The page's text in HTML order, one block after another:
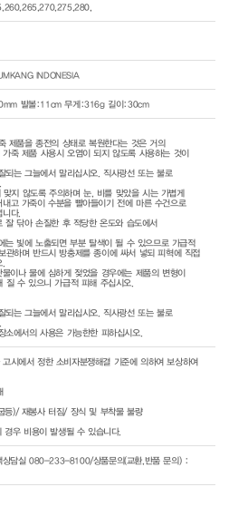
INDONESIA
발볼:11cm 무게:316g 길이:30cm
제품을 종전의 상태로 복원한다는 것은 거의
가죽 제품 사용시 오염이 되지 않도록 사용하는 것이
되는 그늘에서 말리십시오. 직사광선 또는 불로
지 않도록 주의하며 눈, 비를 맞았을 시는 가볍게
내고 가죽이 수분을 빨아들이기 전에 마른 수건으로
다.
잘 닦아 손질한 후 적당한 온도와 습도에서
는 빛에 노출되면 부분 탈색이 될 수 있으므로 가급적
관하며 반드시 방충제를 종이에 싸서 넣되 피혁에 직접
이나 물에 심하게 젖었을 경우에는 제품의 변형이
질 수 있으니 가급적 피해 주십시오.
되는 그늘에서 말리십시오. 직사광선 또는 불로
소에서의 사용은 가능한한 피하십시오.
시에서 정한 소비자분쟁해결 기준에 의하여 보상하여
우 비용이 발생될 수 있습니다.
상담실 080-233-8100/상품문의(교환,반품 문의) :